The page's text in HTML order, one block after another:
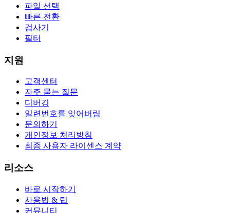
파일 선택
빠른 전환
검사기
필터
지원
고객센터
자주 묻는 질문
디버깅
일련번호를 잊어버림
문의하기
개인정보 처리방침
최종 사용자 라이센스 계약
리소스
바로 시작하기
사용법 & 팁
커뮤니티